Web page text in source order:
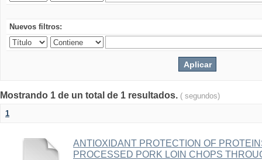
Nuevos filtros:
Mostrando 1 de un total de 1 resultados. ( segundos)
1
ANTIOXIDANT PROTECTION OF
PROCESSED PORK LOIN CHOPS